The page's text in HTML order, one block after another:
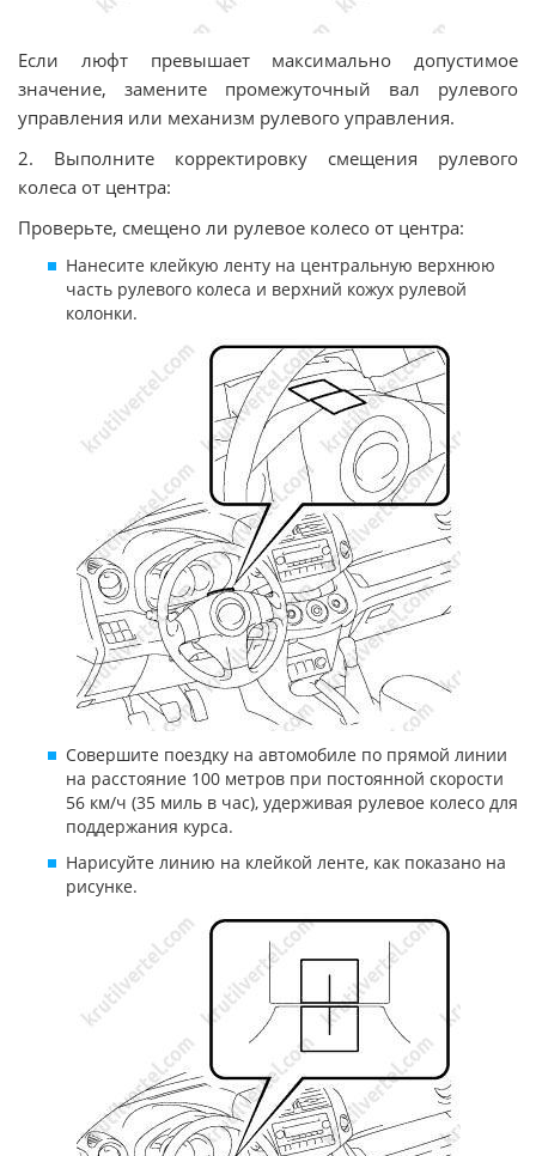
Если люфт превышает максимально допустимое
значение, замените промежуточный вал рулевого
управления или механизм рулевого управления.
2. Выполните корректировку смещения рулевого
колеса от центра:
Проверьте, смещено ли рулевое колесо от центра:
Нанесите клейкую ленту на центральную верхнюю
часть рулевого колеса и верхний кожух рулевой
колонки.
Совершите поездку на автомобиле по прямой линии
на расстояние 100 метров при постоянной скорости
56 км/ч (35 миль в час), удерживая рулевое колесо для
поддержания курса.
Нарисуйте линию на клейкой ленте, как показано на
рисунке.